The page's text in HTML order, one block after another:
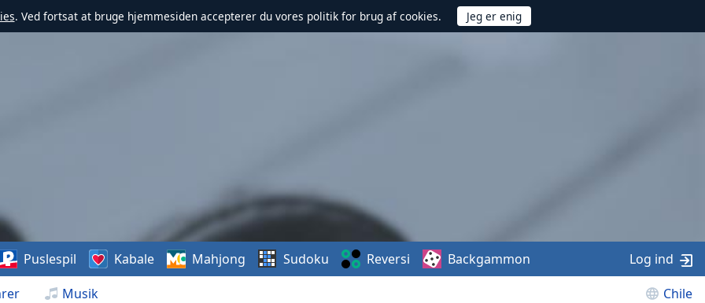
. Ved fortsat at bruge hjemmesiden accepterer du vores politik for brug af cookies.
Musik Chile
Puslespil Kabale Mahjong Sudoku Reversi Backgammon Log ind